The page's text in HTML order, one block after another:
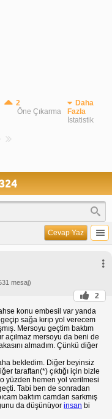
2
Öne Çıkarma
Daha
Fazla
İstatistik
Cevap Yaz
mesaj)
2
konu embesil var yanda
sağa kırıp yol verecem
Mersoyu geçtim baktım
açılmaz mersoyu da beni de
almadım. Çünkü diğer
bekledim. Diğer beyinsiz
taraftan(*) çıktığı için bizle
yüzden hemen yol verilmesi
Tabi ben de sonradan
baktım camdan sarkmış
da düşünüyor insan bi